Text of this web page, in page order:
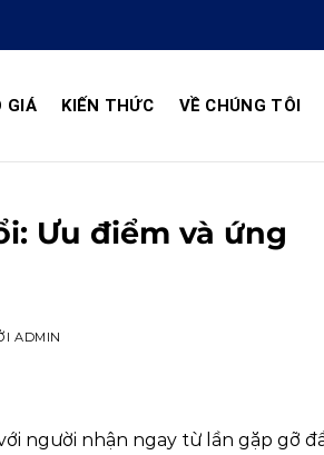
GIÁ KIẾN THỨC VỀ CHÚNG TÔI
Ưu điểm và ứng
ADMIN
người nhận ngay từ lần gặp gỡ